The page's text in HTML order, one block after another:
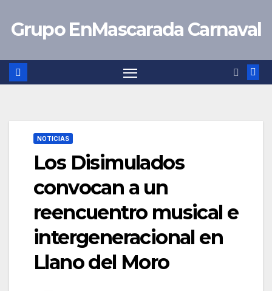
Grupo EnMascarada Carnaval
NOTICIAS
Los Disimulados
convocan a un
reencuentro musical e
intergeneracional en
Llano del Moro